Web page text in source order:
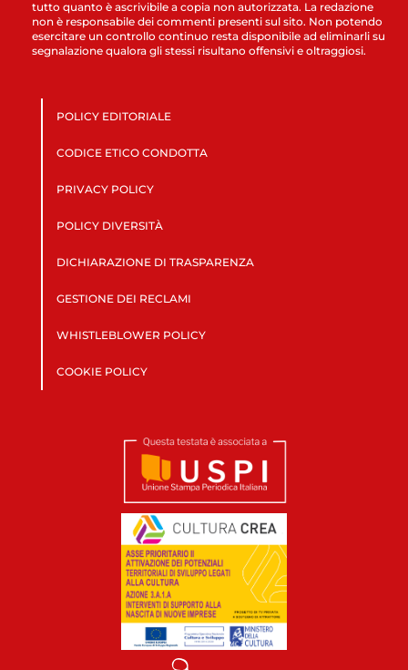
tutto quanto è ascrivibile a copia non autorizzata. La redazione
non è responsabile dei commenti presenti sul sito. Non potendo
esercitare un controllo continuo resta disponibile ad eliminarli su
segnalazione qualora gli stessi risultano offensivi e oltraggiosi.
POLICY EDITORIALE
CODICE ETICO CONDOTTA
PRIVACY POLICY
POLICY DIVERSITÀ
DICHIARAZIONE DI TRASPARENZA
GESTIONE DEI RECLAMI
WHISTLEBLOWER POLICY
COOKIE POLICY